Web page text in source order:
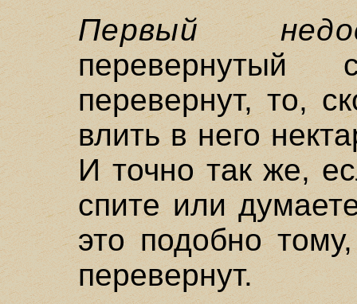
Первый
перевернут, то,
влить в него
И точно так же,
спите или
это подобно
перевернут.